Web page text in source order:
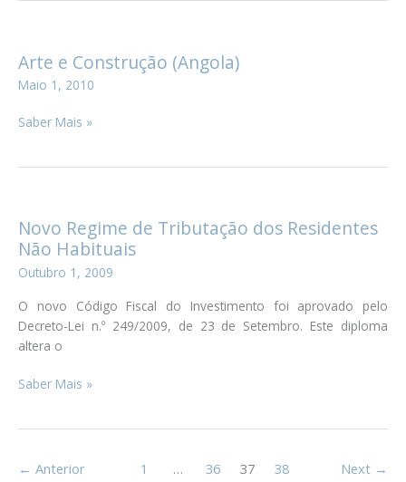
de
Residência
para
Actividade
em
Arte e Construção (Angola)
Maio 1, 2010
Arte
Saber Mais »
Novo Regime de Tributação dos Residentes
Não Habituais
Outubro 1, 2009
O novo Código Fiscal do Investimento foi aprovado pelo
Decreto-Lei n.º 249/2009, de 23 de Setembro. Este diploma
altera o
Novo
dos
Saber Mais »
← Anterior 1 … 36 37 38 Next →